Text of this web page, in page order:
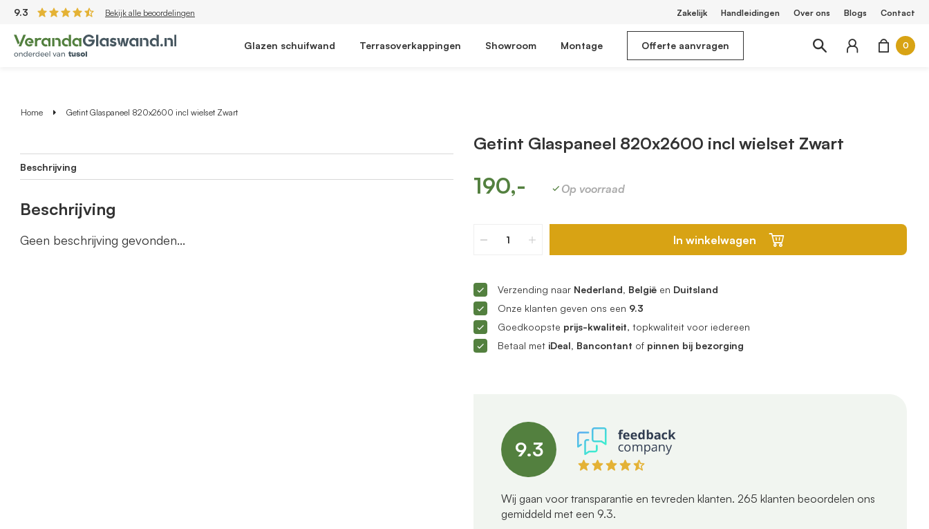
9.3 Bekijk alle beoordelingen Zakelijk Handleidingen Over ons Blogs Contact
Glazen schuifwand Terrasoverkappingen Showroom Montage Offerte aanvragen 0
Home Getint Glaspaneel 820x2600 incl wielset Zwart
Beschrijving
Beschrijving
Geen beschrijving gevonden...
Getint Glaspaneel 820x2600 incl wielset Zwart
190,- Op voorraad
In winkelwagen
Verzending naar Nederland, België en Duitsland
Onze klanten geven ons een 9.3
Goedkoopste prijs-kwaliteit, topkwaliteit voor iedereen
Betaal met iDeal, Bancontant of pinnen bij bezorging
9.3
Wij gaan voor transparantie en tevreden klanten. 265 klanten beoordelen ons
gemiddeld met een 9.3.